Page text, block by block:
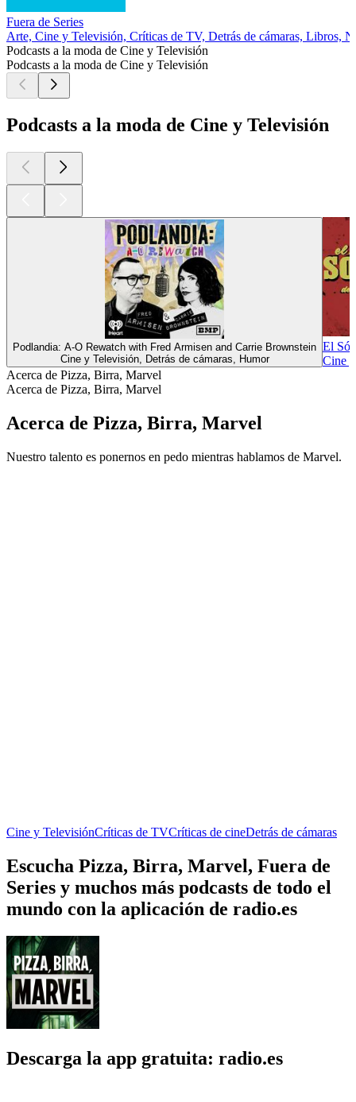
Fuera de Series
Arte, Cine y Televisión, Críticas de TV, Detrás de cámaras, Libros,
Podcasts a la moda de Cine y Televisión
Podcasts a la moda de Cine y Televisión
Podcasts a la moda de Cine y Televisión
Podlandia: A-O Rewatch with Fred Armisen and Carrie Brownstein
Cine y Televisión, Detrás de cámaras, Humor
El
Cine
Acerca de Pizza, Birra, Marvel
Acerca de Pizza, Birra, Marvel
Acerca de Pizza, Birra, Marvel
Nuestro talento es ponernos en pedo mientras hablamos de Marvel.
Cine y TelevisiónCríticas de TVCríticas de cineDetrás de cámaras
Escucha Pizza, Birra, Marvel, Fuera de
Series y muchos más podcasts de todo el
mundo con la aplicación de radio.es
Descarga la app gratuita: radio.es